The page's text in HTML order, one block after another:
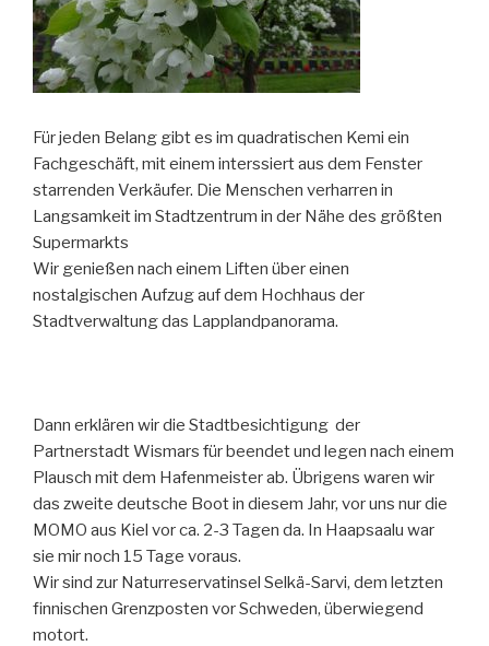
Für jeden Belang gibt es im quadratischen Kemi ein
Fachgeschäft, mit einem interssiert aus dem Fenster
starrenden Verkäufer. Die Menschen verharren in
Langsamkeit im Stadtzentrum in der Nähe des größten
Supermarkts
Wir genießen nach einem Liften über einen
nostalgischen Aufzug auf dem Hochhaus der
Stadtverwaltung das Lapplandpanorama.
Dann erklären wir die Stadtbesichtigung der
Partnerstadt Wismars für beendet und legen nach einem
Plausch mit dem Hafenmeister ab. Übrigens waren wir
das zweite deutsche Boot in diesem Jahr, vor uns nur die
MOMO aus Kiel vor ca. 2-3 Tagen da. In Haapsaalu war
sie mir noch 15 Tage voraus.
Wir sind zur Naturreservatinsel Selkä-Sarvi, dem letzten
finnischen Grenzposten vor Schweden, überwiegend
motort.